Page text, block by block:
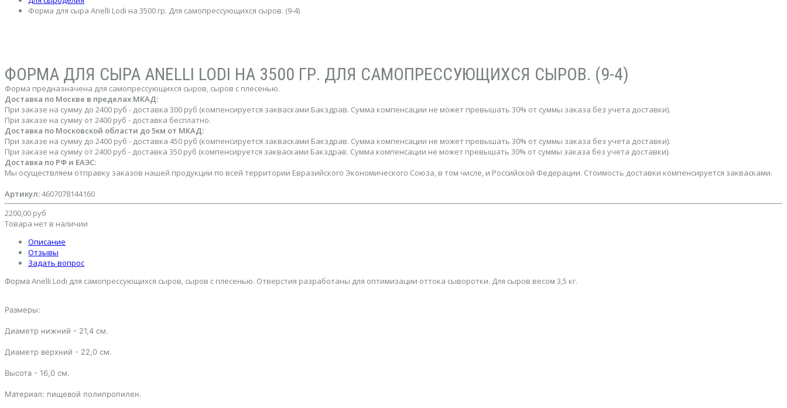
Форма для сыра Anelli Lodi на 3500 гр. Для самопрессующихся сыров. (9-4)
ФОРМА ДЛЯ СЫРА ANELLI LODI НА 3500 ГР. ДЛЯ САМОПРЕССУЮЩИХСЯ СЫРОВ. (9-4)
Форма предназначена для самопрессующихся сыров, сыров с плесенью.
Доставка по Москве в пределах МКАД:
При заказе на сумму до 2400 руб - доставка 300 руб (компенсируется заквасками Бакздрав. Сумма компенсации не может превышать 30% от суммы заказа без учета доставки).
При заказе на сумму от 2400 руб - доставка бесплатно.
Доставка по Московской области до 5км от МКАД:
При заказе на сумму до 2400 руб - доставка 450 руб (компенсируется заквасками Бакздрав. Сумма компенсации не может превышать 30% от суммы заказа без учета доставки).
При заказе на сумму от 2400 руб - доставка 350 руб (компенсируется заквасками Бакздрав. Сумма компенсации не может превышать 30% от суммы заказа без учета доставки).
Доставка по РФ и ЕАЭС:
Мы осуществляем отправку заказов нашей продукции по всей территории Евразийского Экономического Союза, в том числе, и Российской Федерации. Стоимость доставки компенсируется заквасками.
Артикул:4607078144160
2200,00 руб
Товара нет в наличии
Описание
Отзывы
Задать вопрос
ФормаAnelli Lodi для самопрессующихся сыров, сыров с плесенью. Отверстия разработаны для оптимизации оттока сыворотки. Для сыров весом 3,5 кг.
Размеры:
Диаметр нижний - 21,4 см.
Диаметр верхний - 22,0 см.
Высота - 16,0 см.
Материал: пищевой полипропилен.